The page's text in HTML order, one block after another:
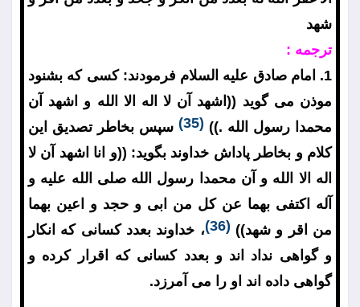
شهد
ترجمه :
1. امام صادق عليه السلام فرمودند: كسى كه بشنود
موذن مى گويد ((اشهد آن لا اله الا الله و اشهد آن
محمدا رسول الله .)) (35)
سپس بخاطر تصديق اين
كلام و بخاطر پاداش خداوند بگويد: ((و انا اشهد آن لا
اله الا الله و آن محمدا رسول الله صلى الله عليه و
آله اكتفى بهما عن كل من ابى و حجد و اعين بهما
من اقر و شهد)) (36)
، خداوند بعدد كسانى كه انكار
و گواهى نداد اند و بعدد كسانى كه اقرار كرده و
گواهى داده اند او را مى آمرزد.